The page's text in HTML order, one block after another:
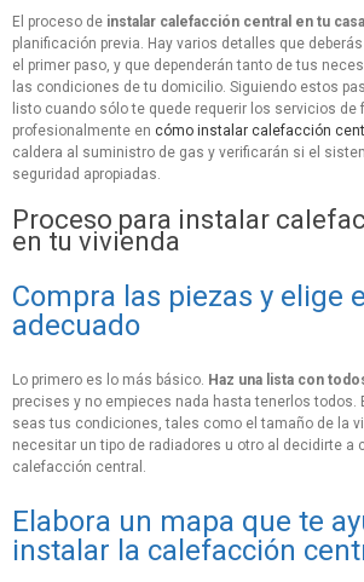
El proceso de instalar calefacción central en tu casa
planificación previa. Hay varios detalles que
el primer paso, y que dependerán tanto de tus
las condiciones de tu domicilio. Siguiendo estos
listo cuando sólo te quede requerir los servicios
profesionalmente en cómo instalar calefacción
caldera al suministro de gas y verificarán si el
seguridad apropiadas.
Proceso para instalar
en tu vivienda
Compra las piezas y elige
adecuado
Lo primero es lo más básico. Haz una lista con
precises y no empieces nada hasta tenerlos todos.
seas tus condiciones, tales como el tamaño de la
necesitar un tipo de radiadores u otro al decidirte a
calefacción central.
Elabora un mapa que te
instalar la calefacción